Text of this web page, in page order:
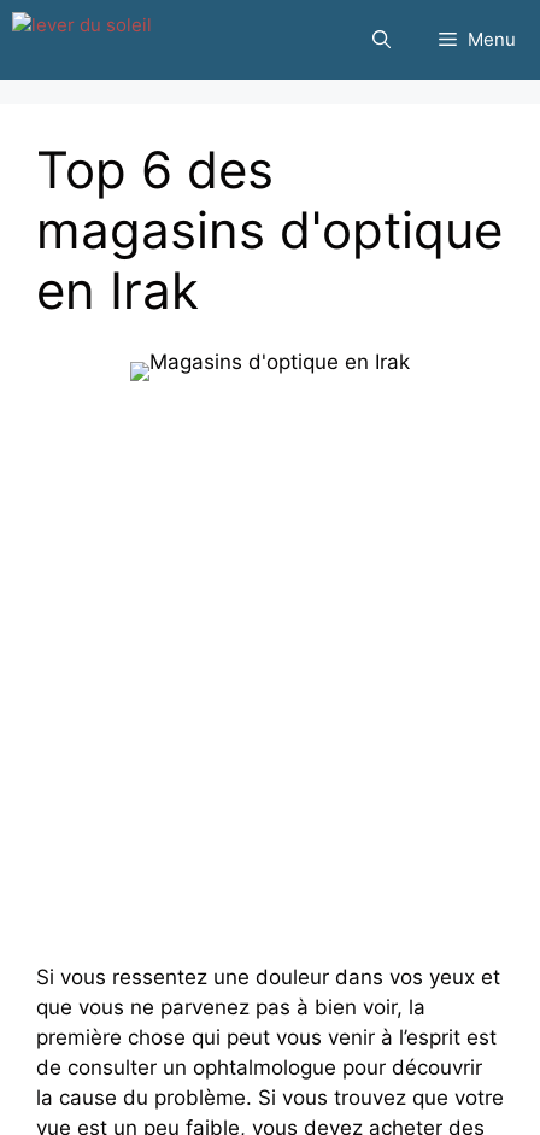
Passer
contenu
Menu
Top 6 des
magasins d'optique
en Irak
Si vous ressentez une douleur dans vos yeux et
que vous ne parvenez pas à bien voir, la
première chose qui peut vous venir à l’esprit est
de consulter un ophtalmologue pour découvrir
la cause du problème. Si vous trouvez que votre
vue est un peu faible, vous devez acheter des